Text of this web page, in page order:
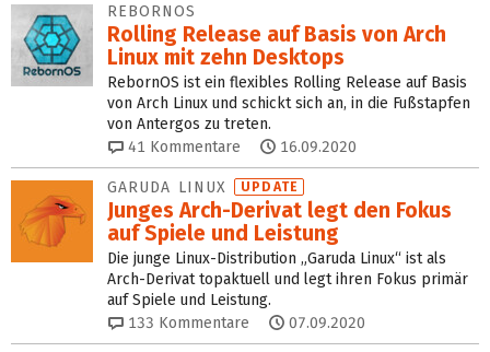
REBORNOS
Rolling Release auf Basis von Arch
Linux mit zehn Desktops
RebornOS ist ein flexibles Rolling Release auf Basis
von Arch Linux und schickt sich an, in die Fußstapfen
von Antergos zu treten.
41 Kommentare 16.09.2020
GARUDA LINUX UPDATE
Junges Arch-Derivat legt den Fokus
auf Spiele und Leistung
Die junge Linux-Distribution „Garuda Linux“ ist als
Arch-Derivat topaktuell und legt ihren Fokus primär
auf Spiele und Leistung.
133 Kommentare 07.09.2020